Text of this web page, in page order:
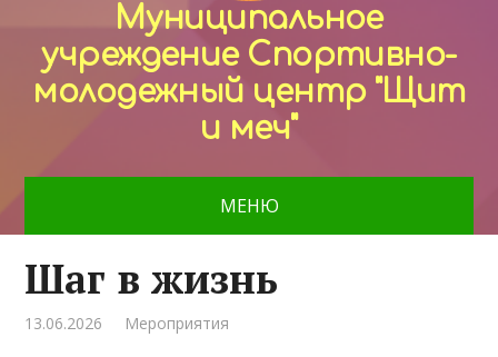
Муниципальное
учреждение Спортивно-
молодежный центр "Щит
и меч"
МЕНЮ
Шаг в жизнь
13.06.2026 Мероприятия